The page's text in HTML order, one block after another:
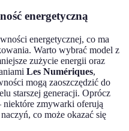
energetyczną
energetycznej, co ma
Warto wybrać model z
zużycie energii oraz
Les Numériques,
mogą zaoszczędzić do
starszej generacji. Oprócz
niektóre zmywarki oferują
co może okazać się